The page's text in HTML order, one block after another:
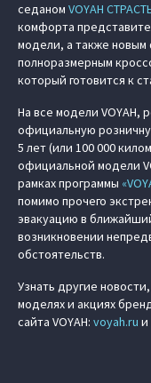
седаном VOYAH
комфорта
модели, а также новым
полноразмерным
который готовится к
На все модели VOYAH,
официальную
5 лет (или 100 000
официальной модели
рамках программы
помимо прочего
эвакуацию в
возникновении
обстоятельств.
Узнать другие
моделях и акциях
сайта VOYAH: voyah.ru и